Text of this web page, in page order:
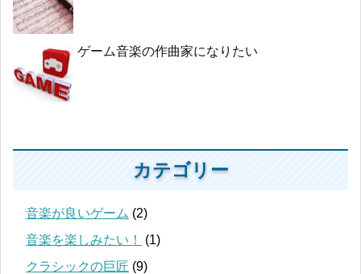
ゲーム音楽の作曲家になりたい
カテゴリー
音楽が良いゲーム (2)
音楽を楽しみたい！
(1)
クラシックの巨匠 (9)